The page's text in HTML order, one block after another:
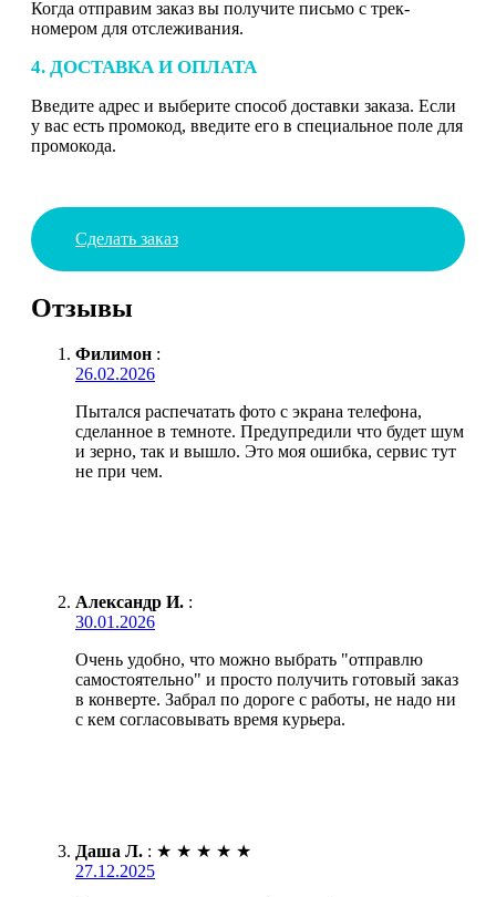
Когда отправим заказ вы получите письмо с трек-
номером для отслеживания.
4. ДОСТАВКА И ОПЛАТА
Введите адрес и выберите способ доставки заказа. Если
у вас есть промокод, введите его в специальное поле для
промокода.
Сделать заказ
Отзывы
Филимон :
26.02.2026
Пытался распечатать фото с экрана телефона,
сделанное в темноте. Предупредили что будет шум
и зерно, так и вышло. Это моя ошибка, сервис тут
не при чем.
Александр И. :
30.01.2026
Очень удобно, что можно выбрать "отправлю
самостоятельно" и просто получить готовый заказ
в конверте. Забрал по дороге с работы, не надо ни
с кем согласовывать время курьера.
Даша Л. : ★ ★ ★ ★ ★
27.12.2025